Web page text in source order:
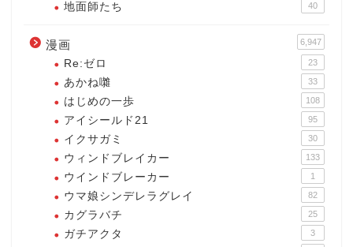
地面師たち 40
漫画 6,947
Re:ゼロ 23
あかね囃 33
はじめの一歩 108
アイシールド21 95
イクサガミ 30
ウィンドブレイカー 133
ウインドブレーカー 1
ウマ娘シンデレラグレイ 82
カグラバチ 25
ガチアクタ 3